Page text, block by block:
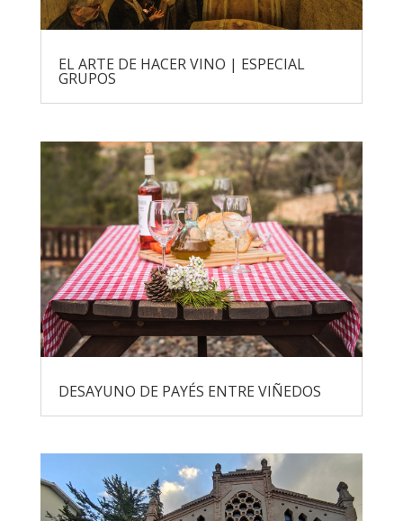
EL ARTE DE HACER VINO | ESPECIAL
GRUPOS
DESAYUNO DE PAYÉS ENTRE VIÑEDOS